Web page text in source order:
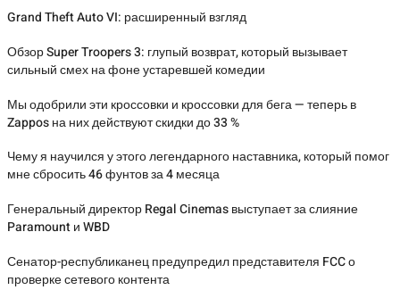
Grand Theft Auto VI: расширенный взгляд
Обзор Super Troopers 3: глупый возврат, который вызывает
сильный смех на фоне устаревшей комедии
Мы одобрили эти кроссовки и кроссовки для бега — теперь в
Zappos на них действуют скидки до 33 %
Чему я научился у этого легендарного наставника, который помог
мне сбросить 46 фунтов за 4 месяца
Генеральный директор Regal Cinemas выступает за слияние
Paramount и WBD
Сенатор-республиканец предупредил представителя FCC о
проверке сетевого контента